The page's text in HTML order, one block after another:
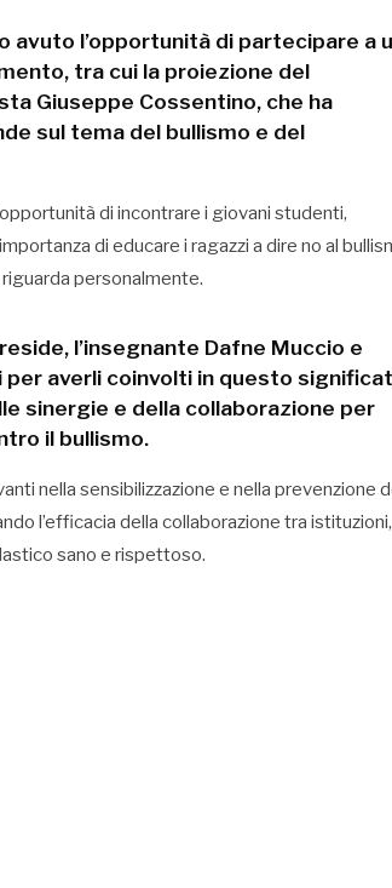
avuto l’opportunità di partecipare a
tra cui la proiezione del
Giuseppe Cossentino, che ha
sul tema del bullismo e del
di incontrare i giovani studenti,
di educare i ragazzi a dire no al
personalmente.
l’insegnante Dafne Muccio e
per averli coinvolti in questo
sinergie e della collaborazione per
il bullismo.
nella sensibilizzazione e nella prevenzione
l’efficacia della collaborazione tra istituzioni,
sano e rispettoso.